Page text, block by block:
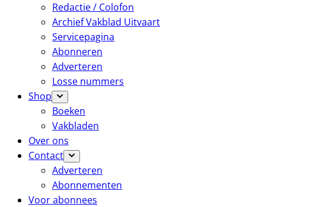
Redactie / Colofon
Archief Vakblad Uitvaart
Servicepagina
Abonneren
Adverteren
Losse nummers
Shop
Boeken
Vakbladen
Over ons
Contact
Adverteren
Abonnementen
Voor abonnees